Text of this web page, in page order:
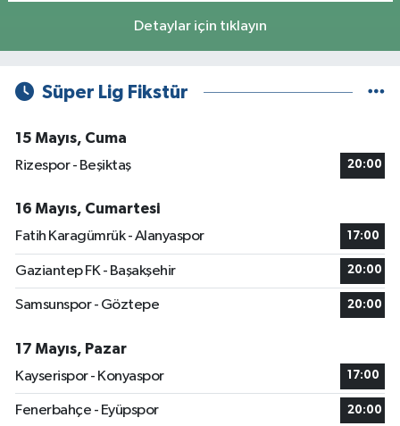
Detaylar için tıklayın
Süper Lig Fikstür
15 Mayıs, Cuma
Rizespor - Beşiktaş
20:00
16 Mayıs, Cumartesi
Fatih Karagümrük - Alanyaspor
17:00
Gaziantep FK - Başakşehir 20:00
Samsunspor - Göztepe 20:00
17 Mayıs, Pazar
Kayserispor - Konyaspor
17:00
Fenerbahçe - Eyüpspor 20:00